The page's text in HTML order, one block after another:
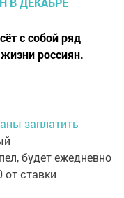
с собой ряд
россиян.
заплатить
будет ежедневно
от ставки